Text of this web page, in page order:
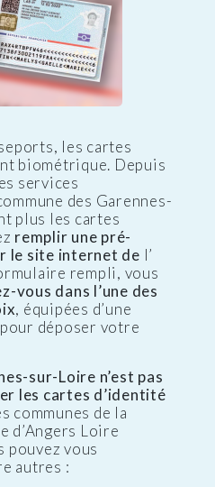
les cartes
biométrique. Depuis
services
des Garennes-
plus les cartes
remplir une pré-
le site internet de l’
rempli, vous
vous dans l’une des
, équipées d’une
déposer votre
sur-Loire n’est pas
les cartes d’identité
communes de la
d’Angers Loire
pouvez vous
autres :